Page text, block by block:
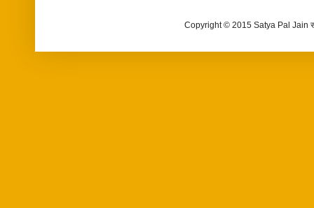
Copyright © 2015 Satya Pal Jain